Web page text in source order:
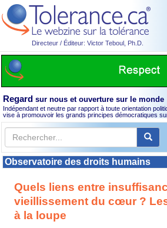
Directeur / Éditeur: Victor Teboul, Ph.D.
Regard sur nous et ouverture sur le monde
Indépendant et neutre par rapport à toute orientation
vise à promouvoir les grands principes démocratiques
Observatoire des droits humains
Quels liens entre
vieillissement du cœur ?
à la loupe